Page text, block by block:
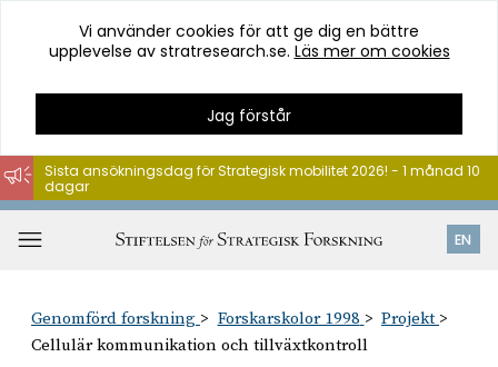
Hoppa
till
innehåll
Vi använder cookies för att ge dig en bättre
upplevelse av stratresearch.se. Läs mer om cookies
Jag förstår
EN
Sista ansökningsdag för Strategisk mobilitet 2026! - 1 månad 10
dagar
Genomförd forskning Forskarskolor 1998
Projekt
Cellulär kommunikation och tillväxtkontroll